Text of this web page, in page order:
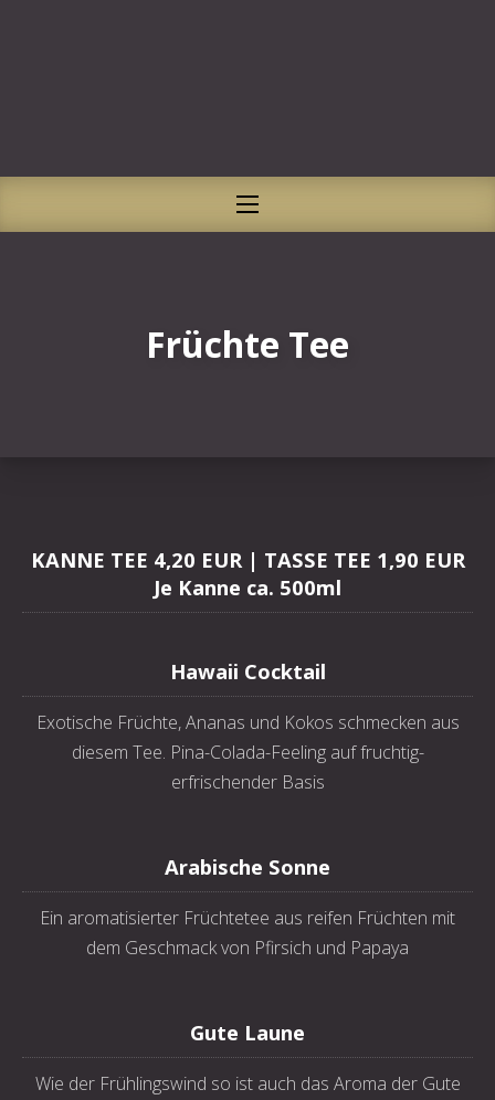
NAVIGATION
Früchte Tee
KANNE TEE 4,20 EUR | TASSE TEE 1,90 EUR
Je Kanne ca. 500ml
Hawaii Cocktail
Exotische Früchte, Ananas und Kokos schmecken aus
diesem Tee. Pina-Colada-Feeling auf fruchtig-
erfrischender Basis
Arabische Sonne
Ein aromatisierter Früchtetee aus reifen Früchten mit
dem Geschmack von Pfirsich und Papaya
Gute Laune
Wie der Frühlingswind so ist auch das Aroma der Gute